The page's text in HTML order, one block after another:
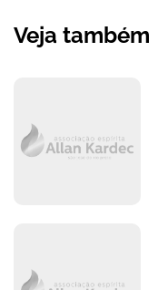
Veja também